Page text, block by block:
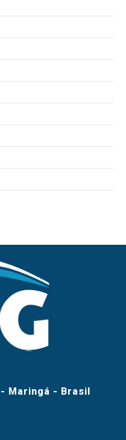
Maringá - Brasil